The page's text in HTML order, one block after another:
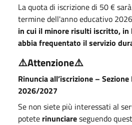
La quota di iscrizione di 50 €
termine dell'anno educativo
in cui il minore risulti iscritto, in
abbia frequentato il servizio
⚠️Attenzione⚠️
Rinuncia all’iscrizione –
2026/2027
Se non siete più interessati al
potete rinunciareseguendo